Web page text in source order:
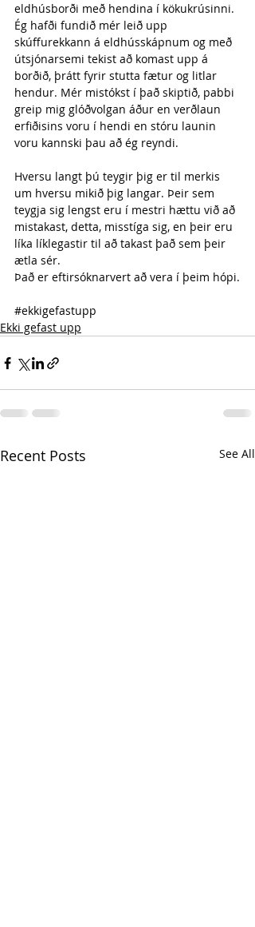
eldhúsborði með hendina í kökukrúsinni.
Ég hafði fundið mér leið upp
skúffurekkann á eldhússkápnum og með
útsjónarsemi tekist að komast upp á
borðið, þrátt fyrir stutta fætur og litlar
hendur. Mér mistókst í það skiptið, pabbi
greip mig glóðvolgan áður en verðlaun
erfiðisins voru í hendi en stóru launin
voru kannski þau að ég reyndi.
Hversu langt þú teygir þig er til merkis
um hversu mikið þig langar. Þeir sem
teygja sig lengst eru í mestri hættu við að
mistakast, detta, misstíga sig, en þeir eru
líka líklegastir til að takast það sem þeir
ætla sér.
Það er eftirsóknarvert að vera í þeim hópi.
#ekkigefastupp
Ekki gefast upp
Recent Posts See All